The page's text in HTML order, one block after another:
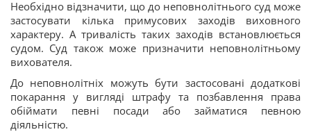
Необхідно відзначити, що до неповнолітнього суд може
застосувати кілька примусових заходів виховного
характеру. А тривалість таких заходів встановлюється
судом. Суд також може призначити неповнолітньому
вихователя.
До неповнолітніх можуть бути застосовані додаткові
покарання у вигляді штрафу та позбавлення права
обіймати певні посади або займатися певною
діяльністю.